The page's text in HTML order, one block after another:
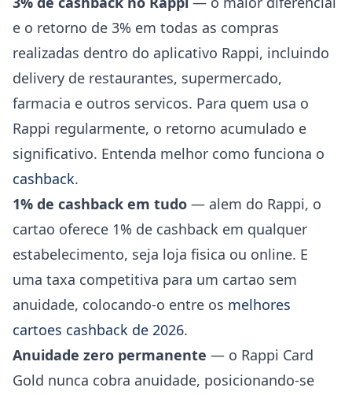
e o retorno de 3% em todas as compras
realizadas dentro do aplicativo Rappi, incluindo
delivery de restaurantes, supermercado,
farmacia e outros servicos. Para quem usa o
Rappi regularmente, o retorno acumulado e
significativo. Entenda melhor como funciona o
cashback.
1% de cashback em tudo — alem do Rappi, o
cartao oferece 1% de cashback em qualquer
estabelecimento, seja loja fisica ou online. E
uma taxa competitiva para um cartao sem
anuidade, colocando-o entre os melhores
cartoes cashback de 2026.
Anuidade zero permanente — o Rappi Card
Gold nunca cobra anuidade, posicionando-se